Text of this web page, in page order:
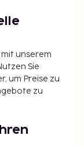
18.5 EUR
Kinder
24
(je nach
(je
mit unserem
Sie
um Preise zu
zu